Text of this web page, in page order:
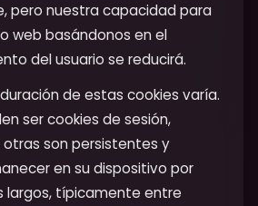
pero nuestra capacidad para
web basándonos en el
del usuario se reducirá.
duración de estas cookies varía.
ser cookies de sesión,
son persistentes y
en su dispositivo por
largos, típicamente entre